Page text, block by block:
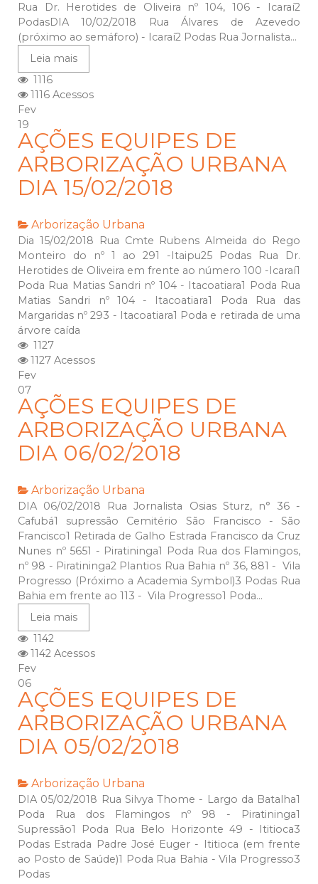
Rua Dr. Herotides de Oliveira nº 104, 106 - Icaraí2
PodasDIA 10/02/2018 Rua Álvares de Azevedo
(próximo ao semáforo) - Icaraí2 Podas Rua Jornalista...
Leia mais
1116
1116 Acessos
Fev
19
AÇÕES EQUIPES DE
ARBORIZAÇÃO URBANA
DIA 15/02/2018
Arborização Urbana
Dia 15/02/2018 Rua Cmte Rubens Almeida do Rego
Monteiro do nº 1 ao 291 -Itaipu25 Podas Rua Dr.
Herotides de Oliveira em frente ao número 100 -Icaraí1
Poda Rua Matias Sandri nº 104 - Itacoatiara1 Poda Rua
Matias Sandri nº 104 - Itacoatiara1 Poda Rua das
Margaridas nº 293 - Itacoatiara1 Poda e retirada de uma
árvore caída
1127
1127 Acessos
Fev
07
AÇÕES EQUIPES DE
ARBORIZAÇÃO URBANA
DIA 06/02/2018
Arborização Urbana
DIA 06/02/2018 Rua Jornalista Osias Sturz, n° 36 -
Cafubá1 supressão Cemitério São Francisco - São
Francisco1 Retirada de Galho Estrada Francisco da Cruz
Nunes nº 5651 - Piratininga1 Poda Rua dos Flamingos,
nº 98 - Piratininga2 Plantios Rua Bahia nº 36, 881 - Vila
Progresso (Próximo a Academia Symbol)3 Podas Rua
Bahia em frente ao 113 - Vila Progresso1 Poda...
Leia mais
1142
1142 Acessos
Fev
06
AÇÕES EQUIPES DE
ARBORIZAÇÃO URBANA
DIA 05/02/2018
Arborização Urbana
DIA 05/02/2018 Rua Silvya Thome - Largo da Batalha1
Poda Rua dos Flamingos nº 98 - Piratininga1
Supressão1 Poda Rua Belo Horizonte 49 - Ititioca3
Podas Estrada Padre José Euger - Ititioca (em frente
ao Posto de Saúde)1 Poda Rua Bahia - Vila Progresso3
Podas